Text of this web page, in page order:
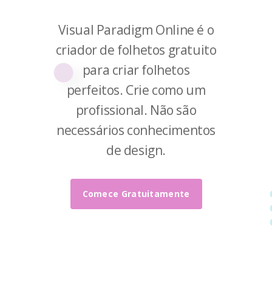
Visual Paradigm Online é o
criador de folhetos gratuito
para criar folhetos
perfeitos. Crie como um
profissional. Não são
necessários conhecimentos
de design.
Comece Gratuitamente